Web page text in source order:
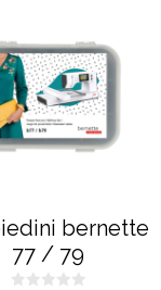
bernette
77 / 79